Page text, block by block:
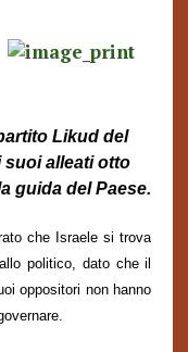
Likud del
suoi alleati otto
guida del Paese.
che Israelesi trova
politico, dato cheil
oppositori non hanno